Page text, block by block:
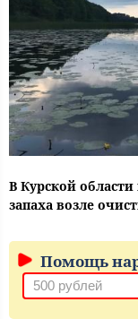
В Курской
запаха возле
Помощь